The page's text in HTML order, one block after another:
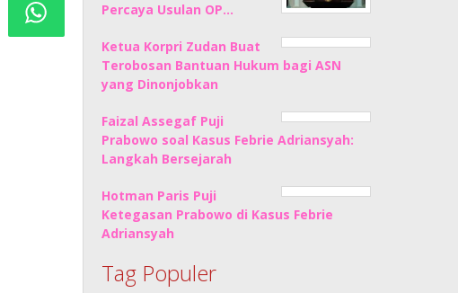
Percaya Usulan OP…
Ketua Korpri Zudan Buat
Terobosan Bantuan Hukum bagi ASN
yang Dinonjobkan
Faizal Assegaf Puji
Prabowo soal Kasus Febrie Adriansyah:
Langkah Bersejarah
Hotman Paris Puji
Ketegasan Prabowo di Kasus Febrie
Adriansyah
Tag Populer